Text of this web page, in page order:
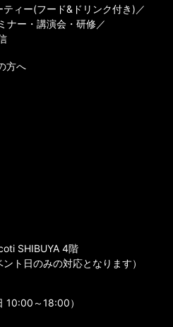
ティー(フード&ドリンク付き)
ナー・講演会・研修
方へ
SHIBUYA 4階
ント日のみの対応となります）
10:00～18:00）